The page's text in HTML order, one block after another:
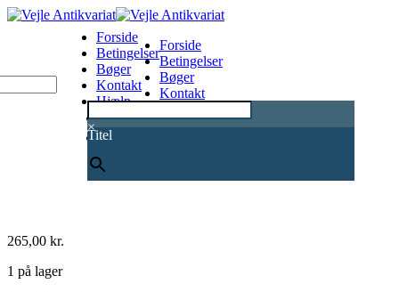
×
Titel
Forside
Betingelser
Bøger
Kontakt
Hjælp
0
Forside
Betingelser
Bøger
Kontakt
265,00 kr.
1 på lager